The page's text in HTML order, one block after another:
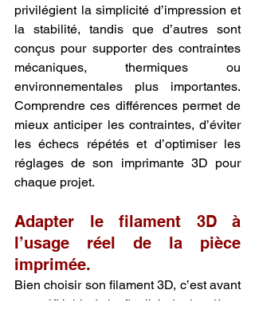
privilégient la simplicité d’impression et
la stabilité, tandis que d’autres sont
conçus pour supporter des contraintes
mécaniques, thermiques ou
environnementales plus importantes.
Comprendre ces différences permet de
mieux anticiper les contraintes, d’éviter
les échecs répétés et d’optimiser les
réglages de son imprimante 3D pour
chaque projet.
Adapter le filament 3D à
l’usage réel de la pièce
imprimée.
Bien choisir son filament 3D, c’est avant
tout réfléchir à la finalité de la pièce.